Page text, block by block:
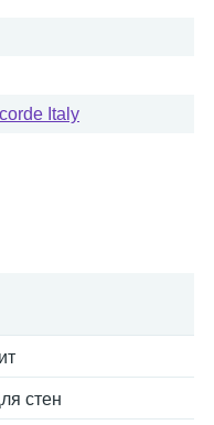
Italy
стен